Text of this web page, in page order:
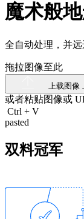
魔术般
全自动处理，并
拖拉图像至此
上载图像
或者粘贴图像或
Ctrl + V
pasted
双料冠军